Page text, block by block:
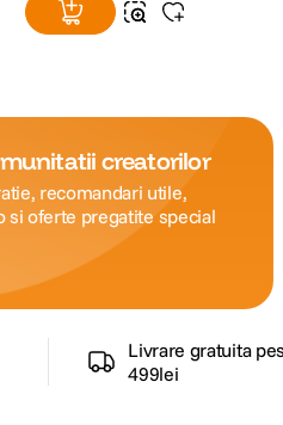
creatorilor
recomandari utile,
si oferte pregatite special
Livrare gratuita
499lei